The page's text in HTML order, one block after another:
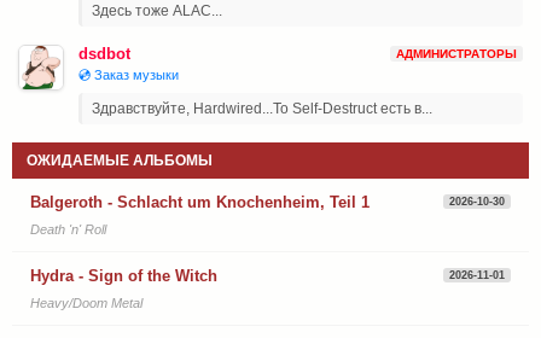
Здесь тоже ALAC...
dsdbot АДМИНИСТРАТОРЫ
💿 Заказ музыки
Здравствуйте, Hardwired...To Self-Destruct есть в...
ОЖИДАЕМЫЕ АЛЬБОМЫ
Balgeroth - Schlacht um Knochenheim, Teil 1 2026-10-30
Death 'n' Roll
Hydra - Sign of the Witch 2026-11-01
Heavy/Doom Metal